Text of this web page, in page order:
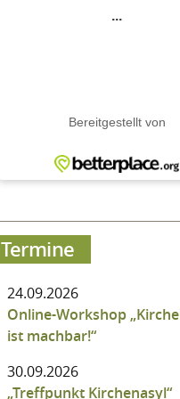
Termine
24.09.2026
Online-Workshop
ist machbar!“
30.09.2026
„Treffpunkt Kirchenasyl“